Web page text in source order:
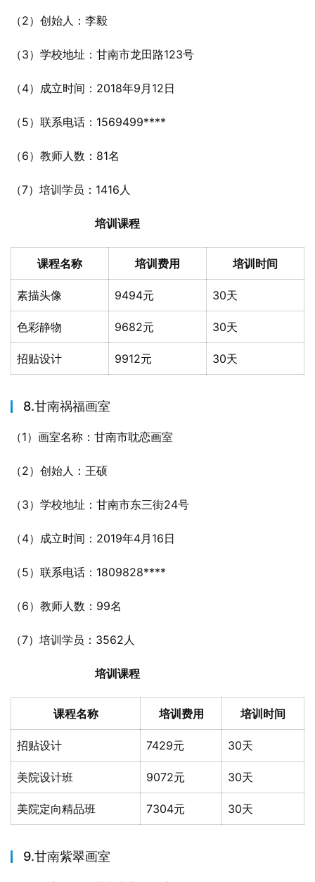
（2）创始人：李毅
（3）学校地址：甘南市龙田路123号
（4）成立时间：2018年9月12日
（5）联系电话：1569499****
（6）教师人数：81名
（7）培训学员：1416人
培训课程
课程名称 培训费用 培训时间
素描头像 9494元 30天
色彩静物 9682元 30天
招贴设计 9912元 30天
8.甘南祸福画室
（1）画室名称：甘南市耽恋画室
（2）创始人：王硕
（3）学校地址：甘南市东三街24号
（4）成立时间：2019年4月16日
（5）联系电话：1809828****
（6）教师人数：99名
（7）培训学员：3562人
培训课程
课程名称 培训费用 培训时间
招贴设计 7429元 30天
美院设计班 9072元 30天
美院定向精品班 7304元 30天
9.甘南紫翠画室